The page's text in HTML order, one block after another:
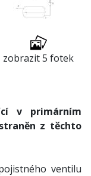
zobrazit 5 fotek
v primárním
z těchto
ventilu